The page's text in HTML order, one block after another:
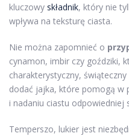
kluczowy składnik, który nie
wpływa na teksturę ciasta.
Nie można zapomnieć o
cynamon, imbir czy goździki,
charakterystyczny,
dodać jajka, które pomogą w
i nadaniu ciastu odpowiedniej
Temperszo, lukier jest